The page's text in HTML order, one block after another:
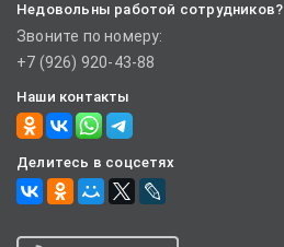
Недовольны работой сотрудников?
Звоните по номеру:
+7 (926) 920-43-88
Наши контакты
Делитесь в соцсетях